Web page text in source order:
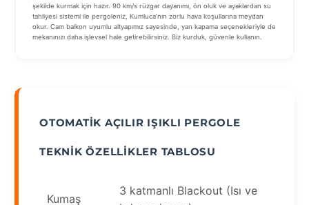
şekilde kurmak için hazır. 90 km/s rüzgar dayanımı, ön oluk ve ayaklardan su
tahliyesi sistemi ile pergoleniz, Kumluca’nın zorlu hava koşullarına meydan
okur. Cam balkon uyumlu altyapımız sayesinde, yan kapama seçenekleriyle de
mekanınızı daha işlevsel hale getirebilirsiniz. Biz kurduk, güvenle kullanın.
OTOMATIK AÇILIR IŞIKLI PERGOLE
TEKNIK ÖZELLIKLER TABLOSU
Kumaş
3 katmanlı Blackout (Isı ve